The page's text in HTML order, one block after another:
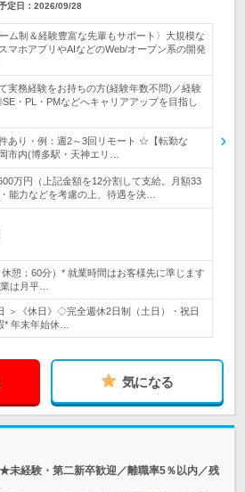
定日： 2026/09/28
ム制＆経験豊富な先輩もサポート〉大規模な
マホアプリやAIなどのWeb/オープン系の開発
実務経験をお持ちの方(経験年数不問)／経験
・PL・PMなどへキャリアアップを目指し
あり・例：週2～3回リモート ☆【転勤な
市内(博多駅・天神エリ…
万円（上記金額を12分割して支給。月額33
能力などを考慮の上、待遇を決…
憩：60分）* 就業時間はお客様先に準じます
は月平…
＞《休日》◇完全週休2日制（土日）・祝日
* 年末年始休…
気になる
未経験・第二新卒歓迎／離職率5％以内／残